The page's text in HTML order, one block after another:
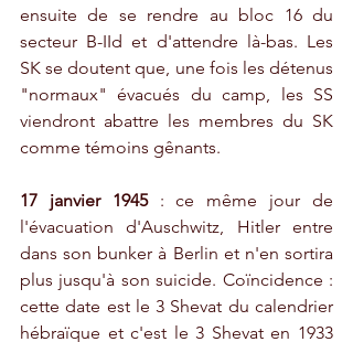
ensuite de se rendre au bloc 16 du
secteur B-IId et d'attendre là-bas. Les
SK se doutent que, une fois les détenus
"normaux" évacués du camp, les SS
viendront abattre les membres du SK
comme témoins gênants.
17 janvier 1945 : ce même jour de
l'évacuation d'Auschwitz, Hitler entre
dans son bunker à Berlin et n'en sortira
plus jusqu'à son suicide. Coïncidence :
cette date est le 3 Shevat du calendrier
hébraïque et c'est le 3 Shevat en 1933